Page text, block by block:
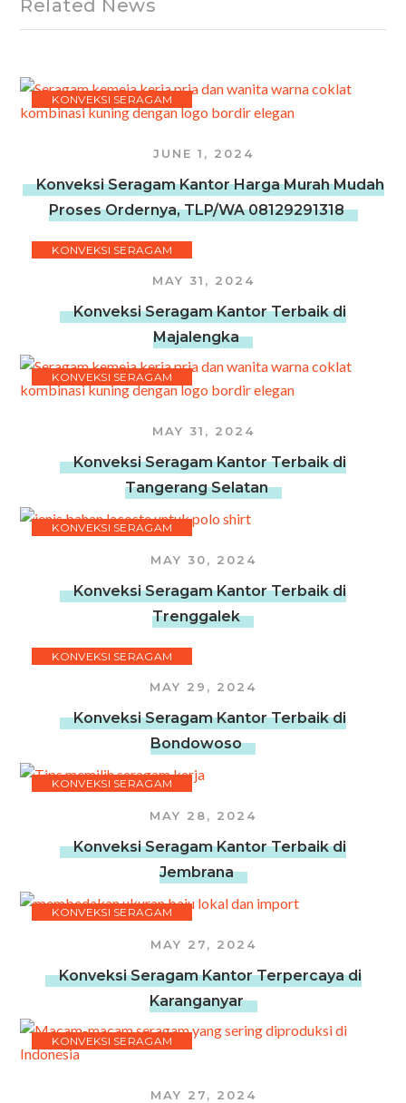
Related News
KONVEKSI SERAGAM
JUNE 1, 2024
Konveksi Seragam Kantor Harga Murah Mudah
Proses Ordernya, TLP/WA 08129291318
KONVEKSI SERAGAM
MAY 31, 2024
Konveksi Seragam Kantor Terbaik di
Majalengka
KONVEKSI SERAGAM
MAY 31, 2024
Konveksi Seragam Kantor Terbaik di
Tangerang Selatan
KONVEKSI SERAGAM
MAY 30, 2024
Konveksi Seragam Kantor Terbaik di
Trenggalek
KONVEKSI SERAGAM
MAY 29, 2024
Konveksi Seragam Kantor Terbaik di
Bondowoso
KONVEKSI SERAGAM
MAY 28, 2024
Konveksi Seragam Kantor Terbaik di
Jembrana
KONVEKSI SERAGAM
MAY 27, 2024
Konveksi Seragam Kantor Terpercaya di
Karanganyar
KONVEKSI SERAGAM
MAY 27, 2024